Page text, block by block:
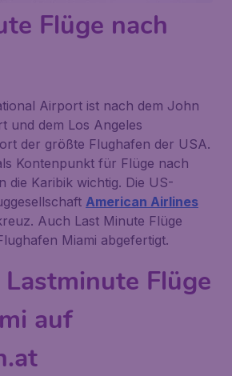
Flüge nach
Airport ist nach dem John
und dem Los Angeles
der größte Flughafen der USA.
Kontenpunkt für Flüge nach
die Karibik wichtig. Die US-
American Airlines
Auch Last Minute Flüge
Miami abgefertigt.
Flüge
auf